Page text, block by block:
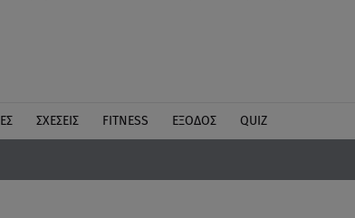
ΣΧΕΣΕΙΣ FITNESS ΕΞΟΔΟΣ QUIZ